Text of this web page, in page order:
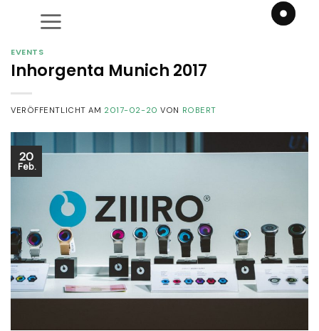
EVENTS
Inhorgenta Munich 2017
VERÖFFENTLICHT AM 2017-02-20 VON ROBERT
20
Feb.